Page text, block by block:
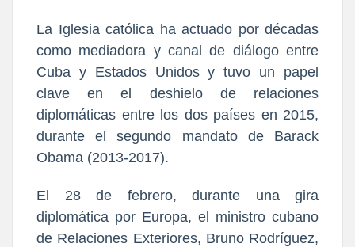
La Iglesia católica ha actuado por décadas
como mediadora y canal de diálogo entre
Cuba y Estados Unidos y tuvo un papel
clave en el deshielo de relaciones
diplomáticas entre los dos países en 2015,
durante el segundo mandato de Barack
Obama (2013-2017).
El 28 de febrero, durante una gira
diplomática por Europa, el ministro cubano
de Relaciones Exteriores, Bruno Rodríguez,